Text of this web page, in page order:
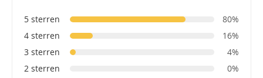
5 sterren
80%
4 sterren
16%
3 sterren
4%
2 sterren
0%